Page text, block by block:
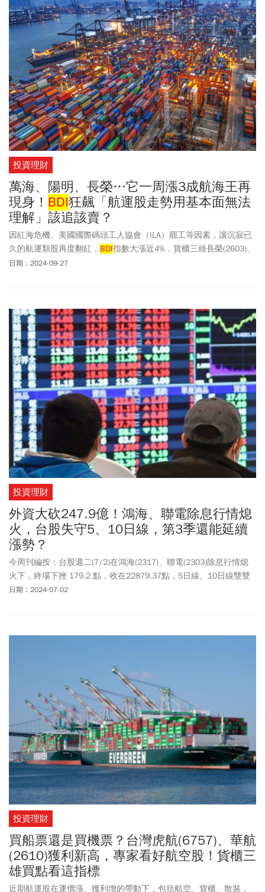
投資理財
萬海、陽明、長榮…它一周漲3成航海王再
現身！ BDI狂飆「航運股走勢用基本面無法
理解」該追該賣？
因紅海危機、美國國際碼頭工人協會（ILA）罷工等因素，讓沉寂已
久的航運類股再度翻紅， BDI指數大漲近4%，貨櫃三雄長榮(2603)、
陽明(2609)單周大漲逾1成，萬海(2615)更是狂飆3成之多。甫掛牌上
理解的。」
日期：2024-09-27
投資理財
外資大砍247.9億！鴻海、聯電除息行情熄
火，台股失守5、10日線，第3季還能延續
漲勢？
今周刊編按：台股週二(7/2)在鴻海(2317)、聯電(2303)除息行情熄
火下，終場下挫 179.2 點，收在22879.37點，5日線、10日線雙雙
失守，成交值4808億元。觀察3大法人籌碼動向，外資大砍247.91
日期：2024-07-02
投資理財
買船票還是買機票？台灣虎航(6757)、華航
(2610)獲利新高，專家看好航空股！貨櫃三
雄買點看這指標
近期航運股在運價漲、獲利增的帶動下，包括航空、貨櫃、散裝，